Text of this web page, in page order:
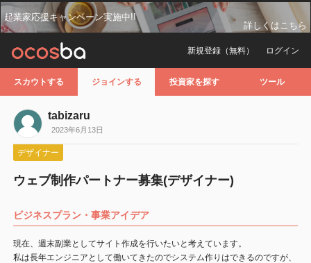
起業家応援キャンペーン実施中!!
詳しくはこちら
ログイン
新規登録（無料）
スカウトする ジョインする 投資家を探す ツール
tabizaru
2023年6月13日
デザイナー
ウェブ制作パートナー募集(デザイナー)
ビジネスプラン・事業アイデア
現在、週末副業としてサイト作成を行いたいと考えています。
私は長年エンジニアとして働いてきたのでシステム作りはできるのですが、